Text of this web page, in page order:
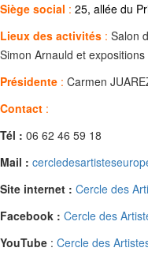
Siège social : 25, allée du
Lieux des activités : Salon
Simon Arnauld et expositions
Présidente : Carmen
Contact :
Tél : 06 62 46 59 18
Mail :
Site internet : Cercle des
Facebook : Cercle des
YouTube : Cercle des